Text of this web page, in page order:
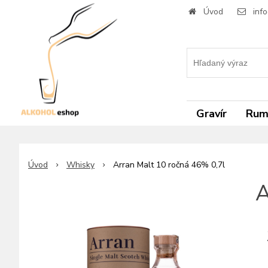
Úvod
Gravír Rum
Úvod Whisky Arran Malt 10 ročná 46% 0,7l